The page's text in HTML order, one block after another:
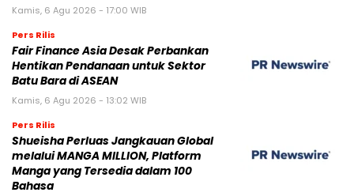
Kamis, 6 Agu 2026 - 17:00 WIB
Pers Rilis
Fair Finance Asia Desak Perbankan
Hentikan Pendanaan untuk Sektor
Batu Bara di ASEAN
Kamis, 6 Agu 2026 - 13:02 WIB
Pers Rilis
Shueisha Perluas Jangkauan Global
melalui MANGA MILLION, Platform
Manga yang Tersedia dalam 100
Bahasa